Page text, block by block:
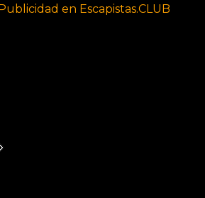
en Escapistas.CLUB